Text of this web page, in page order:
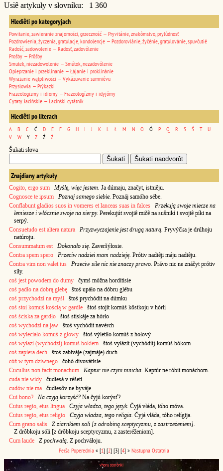
Usiê artykuły v słovniku: 1 360
Hlediêti po kategoryjach
Powitanie, zawieranie znajomości, grzeczność — Pryvitánie, znakômstvo, prylúdnosť
Pozdrowienia, życzenia, gratulacje, kondolencje — Pozdorovlánie, žyčénie, gratulovánie, spuvčutié
Radość, zadowolenie — Radosť, zadovólenie
Prośby — Prôśby
Smutek, niezadowolenie — Smútok, nezadovólenie
Opieprzanie i przeklinanie — Łájanie i proklinánie
Wyrażanie wątpliwości — Vykázuvanie sumniêvu
Przysłowia — Prýkazki
Frazeologizmy i idiomy — Frazeologízmy i idyjómy
Cytaty łacińskie — Łacínśki cytátnik
Hlediêti po literach
A B C Ć D E F G H I J K L Ł M N O Ó P Q R S Ś T
U
V
W Y Z Ź Ż
Šukati słova
Znajdiany artykuły
Cogito, ergo sum Myślę, więc jestem. Ja dúmaju, značyt, istniêju.
Cognosce te ipsum
Poznaj samego siebie. Poznáj samóho sébe.
Conflabunt gladios suos in vomeres et lanceas suas in falces
Przekują swoje miecze na
lemiesze i włócznie swoje na sierpy. Perekujút svojiê mičê na sušnikí i svojiê píki na
serpý.
Consuetudo est altera natura
Przyzwyczajenie jest drugą naturą. Pryvýčka je drúhoju
natúroju.
Consummatum est
Dokonało się. Zaveršýłosie.
Contra spem spero
Przeciw nadziei mam nadzieję. Prótiv nadiêji máju nadiêju.
Contra vim non valet ius
Przeciw sile nic nie znaczy prawo. Právo nic ne znáčyt prótiv
síły.
coś jest powodem do dumy čymś móžna hordítisie
coś padło na dobrą glebę štoś upáło na dóbru glébu
coś przychodzi na myśl štoś prychódit na dúmku
coś stoi komuś kością w gardle štoś stojít komúś kôstkoju v hórli
coś ściska za gardło štoś stiskáje za hórło
coś wychodzi na jaw štoś vychódit navérch
coś wyleciało komuś z głowy štoś výletiło komúś z hołový
coś wyłazi (wychodzi) komuś bokiem štoś vyłázit (vychódit) komúś bókom
coś zapiera dech štoś zabiváje (zajmáje) duch
cóż w tym dziwnego čohó divovátisie
Cucullus non facit monachum
Kaptur nie czyni mnicha. Kaptúr ne róbit monáchom.
cuda nie widy čudiesá v réšeti
cudów nie ma čudiesôv ne byváje
Cui bono?
Na czyją korzyść? Na čyjú korýsť?
Cuius regio, eius lingua
Czyja władza, tego język. Čyjá vłáda, tóho móva.
Cuius regio, eius religio
Czyja władza, tego religia. Čyjá vłáda, tóho relígija.
Cum grano salis
Z ziarnkiem soli [z odrobiną sceptycyzmu, z zastrzeżeniem].
Z drôbkoju sóli [z drôbkoju sceptycyzmu, z zasteréženiom].
Cum laude
Z pochwałą. Z pochváłoju.
Perša Poperednia « [1] [2] [3] [4] » Nastupna Ostatnia
vhoru storônki